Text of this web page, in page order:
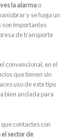
la alarmao
y se haga un
son importantes
de transporte
convencional, en el
que tienen sin
uso de este tipo
bien anclada para
contactes con
sector de